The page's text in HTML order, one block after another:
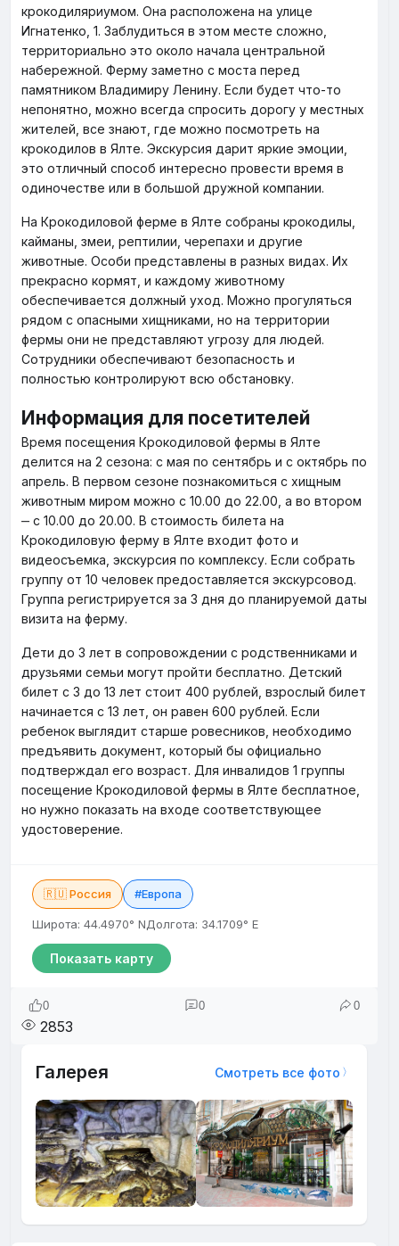
крокодиляриумом. Она расположена на улице
Игнатенко, 1. Заблудиться в этом месте сложно,
территориально это около начала центральной
набережной. Ферму заметно с моста перед
памятником Владимиру Ленину. Если будет что-то
непонятно, можно всегда спросить дорогу у местных
жителей, все знают, где можно посмотреть на
крокодилов в Ялте. Экскурсия дарит яркие эмоции,
это отличный способ интересно провести время в
одиночестве или в большой дружной компании.
На Крокодиловой ферме в Ялте собраны крокодилы,
кайманы, змеи, рептилии, черепахи и другие
животные. Особи представлены в разных видах. Их
прекрасно кормят, и каждому животному
обеспечивается должный уход. Можно прогуляться
рядом с опасными хищниками, но на территории
фермы они не представляют угрозу для людей.
Сотрудники обеспечивают безопасность и
полностью контролируют всю обстановку.
Информация для посетителей
Время посещения Крокодиловой фермы в Ялте
делится на 2 сезона: с мая по сентябрь и с октябрь по
апрель. В первом сезоне познакомиться с хищным
животным миром можно с 10.00 до 22.00, а во втором
‒ с 10.00 до 20.00. В стоимость билета на
Крокодиловую ферму в Ялте входит фото и
видеосъемка, экскурсия по комплексу. Если собрать
группу от 10 человек предоставляется экскурсовод.
Группа регистрируется за 3 дня до планируемой даты
визита на ферму.
Дети до 3 лет в сопровождении с родственниками и
друзьями семьи могут пройти бесплатно. Детский
билет с 3 до 13 лет стоит 400 рублей, взрослый билет
начинается с 13 лет, он равен 600 рублей. Если
ребенок выглядит старше ровесников, необходимо
предъявить документ, который бы официально
подтверждал его возраст. Для инвалидов 1 группы
посещение Крокодиловой фермы в Ялте бесплатное,
но нужно показать на входе соответствующее
удостоверение.
🇷🇺 Россия #Европа
Широта: 44.4970° NДолгота: 34.1709° E
Показать карту
0 0 0
2853
Галерея Смотреть все фото